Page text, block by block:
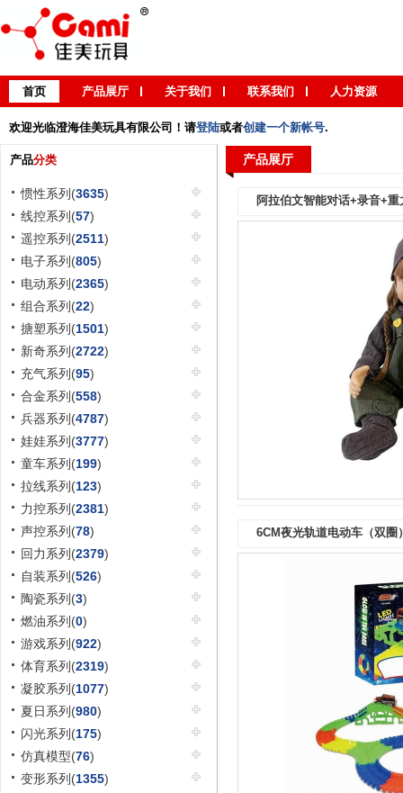
首页 产品展厅 关于我们 联系我们 人力资源
欢迎光临澄海佳美玩具有限公司！请登陆或者创建一个新帐号.
产品分类
惯性系列(3635)
线控系列(57)
遥控系列(2511)
电子系列(805)
电动系列(2365)
组合系列(22)
搪塑系列(1501)
新奇系列(2722)
充气系列(95)
合金系列(558)
兵器系列(4787)
娃娃系列(3777)
童车系列(199)
拉线系列(123)
力控系列(2381)
声控系列(78)
回力系列(2379)
自装系列(526)
陶瓷系列(3)
燃油系列(0)
游戏系列(922)
体育系列(2319)
凝胶系列(1077)
夏日系列(980)
闪光系列(175)
仿真模型(76)
变形系列(1355)
产品展厅
阿拉伯文智能对话+录音+
6CM夜光轨道电动车（双圈